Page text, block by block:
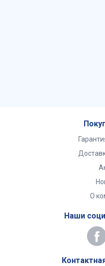
О
Наши